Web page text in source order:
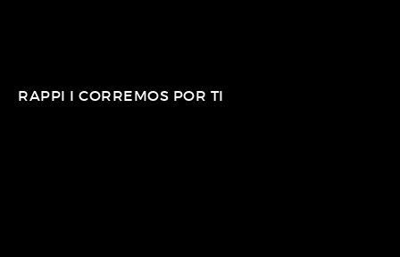
RAPPI I CORREMOS POR TI